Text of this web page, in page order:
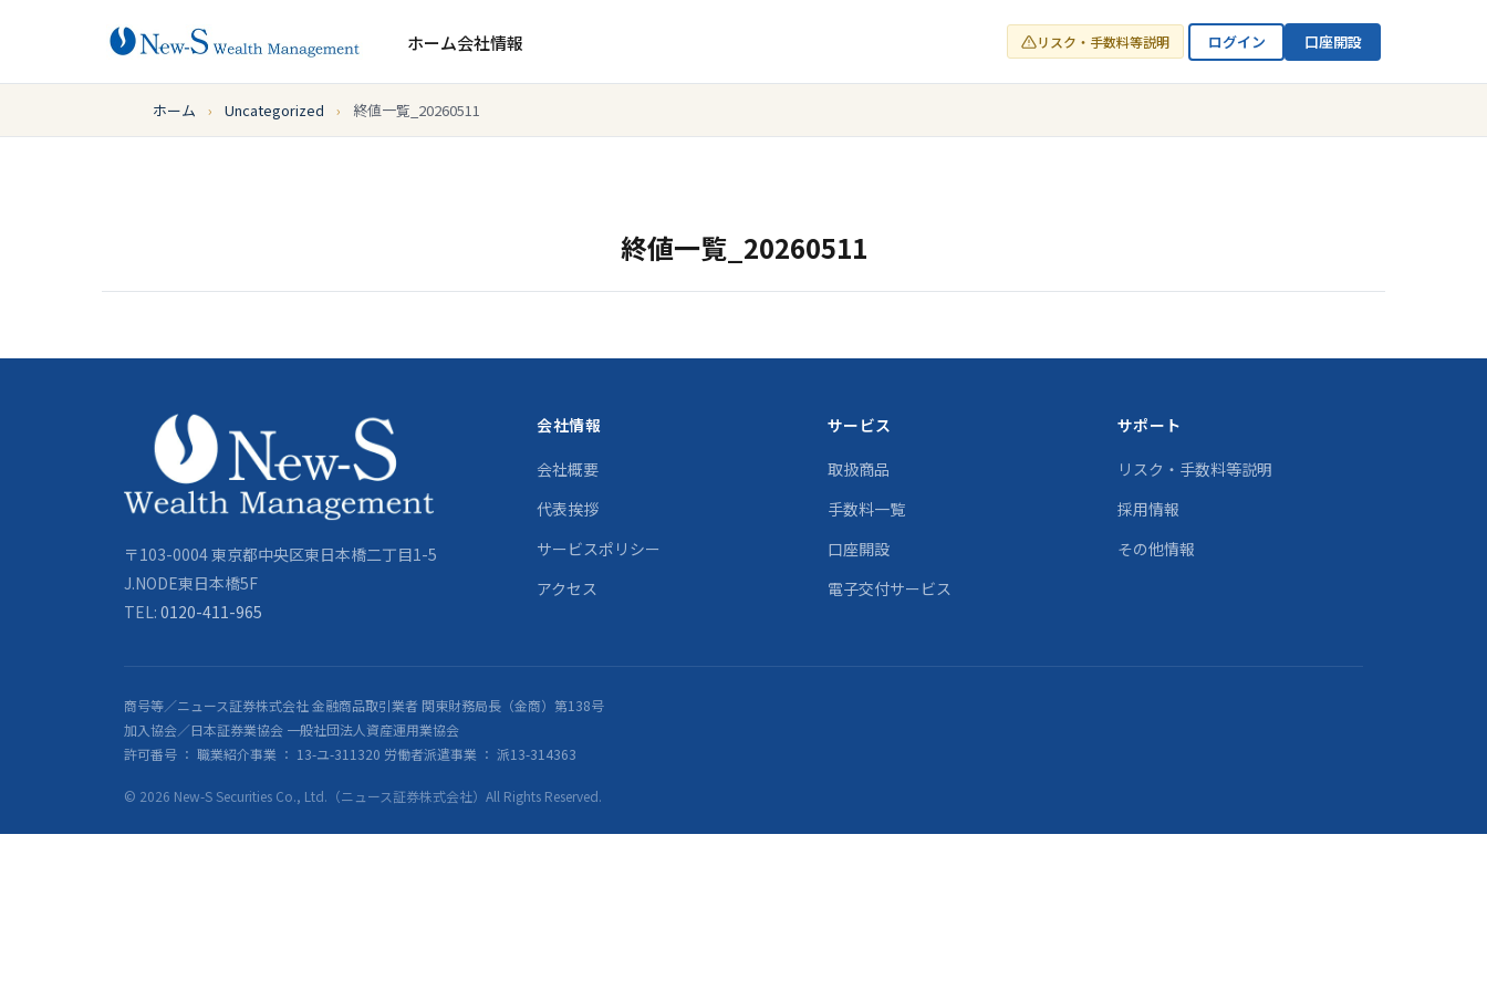
ホーム会社情報 リスク・手数料等説明 ログイン 口座開設
ホーム › Uncategorized › 終値一覧_20260511
終値一覧_20260511
〒103-0004 東京都中央区東日本橋二丁目1-5
J.NODE東日本橋5F
TEL: 0120-411-965
会社情報
会社概要
代表挨拶
サービスポリシー
アクセス
サービス
取扱商品
手数料一覧
口座開設
電子交付サービス
サポート
リスク・手数料等説明
採用情報
その他情報
商号等／ニュース証券株式会社 金融商品取引業者 関東財務局長（金商）第138号
加入協会／日本証券業協会 一般社団法人資産運用業協会
許可番号 ： 職業紹介事業 ： 13-ユ-311320 労働者派遣事業 ： 派13-314363
© 2026 New-S Securities Co., Ltd.（ニュース証券株式会社）All Rights Reserved.